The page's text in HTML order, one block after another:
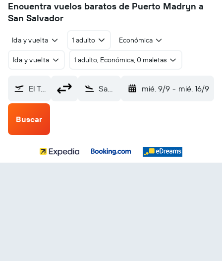
Encuentra vuelos baratos de Puerto Madryn a
San Salvador
Ida y vuelta 1 adulto Económica
Ida y vuelta 1 adulto, Económica, 0 maletas
El Tehuelche (PMY) San Salvador Internacional de El Salvador (SAL) mié. 9/9 - mié. 16/9
Buscar